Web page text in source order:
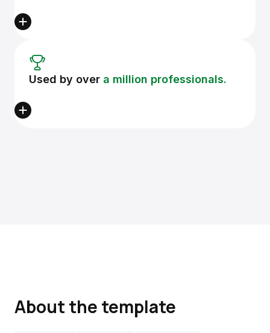
Used by over a million professionals.
About the template